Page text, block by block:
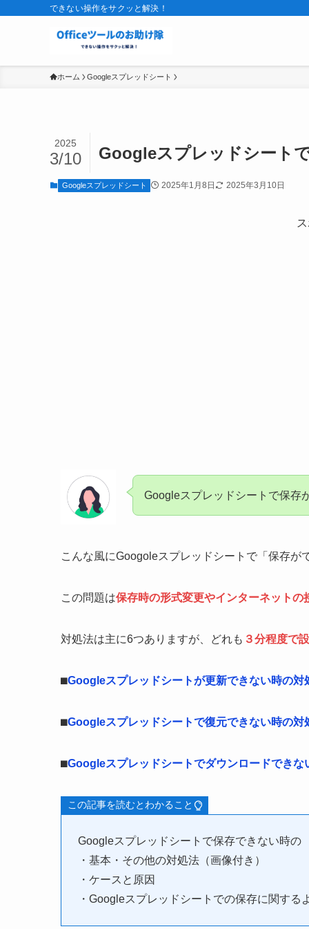
できない操作をサクッと解決！
ホーム Googleスプレッドシート
Googleスプレッドシート
2025
3/10
Googleスプレッドシート 2025年1月8日 2025年3月10日
Googleスプレッドシートで保存
こんな風にGoogoleスプレッドシートで「保存
この問題は保存時の形式変更やインターネットの
対処法は主に6つありますが、どれも ３分程度で
⬛︎Googleスプレッドシートが更新できない時の対
⬛︎Googleスプレッドシートで復元できない時の対
⬛︎Googleスプレッドシートでダウンロードできな
この記事を読むとわかること
Googleスプレッドシートで保存できない時の
・基本・その他の対処法（画像付き）
・ケースと原因
・Googleスプレッドシートでの保存に関する